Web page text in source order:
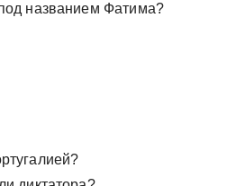
названием Фатима?